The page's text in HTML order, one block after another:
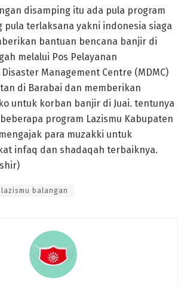
disamping itu ada pula program
pula terlaksana yakni indonesia siaga
bantuan bencana banjir di
melalui Pos Pelayanan
Management Centre (MDMC)
di Barabai dan memberikan
untuk korban banjir di Juai. tentunya
program Lazismu Kabupaten
para muzakki untuk
infaq dan shadaqah terbaiknya.
lazismu balangan